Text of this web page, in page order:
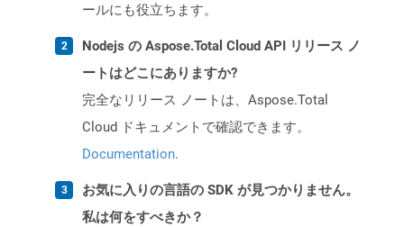
ールにも役立ちます。
Nodejs の Aspose.Total Cloud API リリース ノ
ートはどこにありますか?
完全なリリース ノートは、Aspose.Total
Cloud ドキュメントで確認できます。
Documentation.
お気に入りの言語の SDK が見つかりません。
私は何をすべきか？